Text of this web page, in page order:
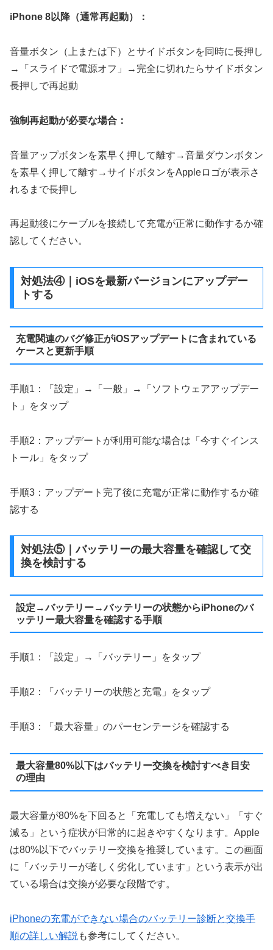
iPhone 8以降（通常再起動）：
音量ボタン（上または下）とサイドボタンを同時に長押し
→「スライドで電源オフ」→完全に切れたらサイドボタン
長押しで再起動
強制再起動が必要な場合：
音量アップボタンを素早く押して離す→音量ダウンボタン
を素早く押して離す→サイドボタンをAppleロゴが表示さ
れるまで長押し
再起動後にケーブルを接続して充電が正常に動作するか確
認してください。
対処法④｜iOSを最新バージョンにアップデー
トする
充電関連のバグ修正がiOSアップデートに含まれている
ケースと更新手順
手順1：「設定」→「一般」→「ソフトウェアアップデー
ト」をタップ
手順2：アップデートが利用可能な場合は「今すぐインス
トール」をタップ
手順3：アップデート完了後に充電が正常に動作するか確
認する
対処法⑤｜バッテリーの最大容量を確認して交
換を検討する
設定→バッテリー→バッテリーの状態からiPhoneのバ
ッテリー最大容量を確認する手順
手順1：「設定」→「バッテリー」をタップ
手順2：「バッテリーの状態と充電」をタップ
手順3：「最大容量」のパーセンテージを確認する
最大容量80%以下はバッテリー交換を検討すべき目安
の理由
最大容量が80%を下回ると「充電しても増えない」「すぐ
減る」という症状が日常的に起きやすくなります。Apple
は80%以下でバッテリー交換を推奨しています。この画面
に「バッテリーが著しく劣化しています」という表示が出
ている場合は交換が必要な段階です。
iPhoneの充電ができない場合のバッテリー診断と交換手
順の詳しい解説 も参考にしてください。